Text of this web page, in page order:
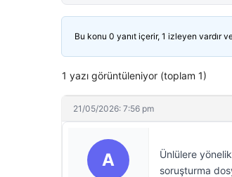
Bu konu 0 yanıt içerir, 1 izleyen vardır
1 yazı görüntüleniyor (toplam 1)
21/05/2026: 7:56 pm
A
Ünlülere
soruşturma